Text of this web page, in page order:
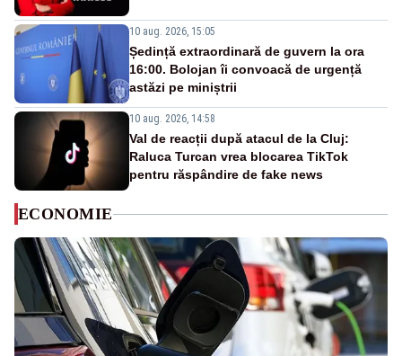
10 aug. 2026, 15:05
Ședință extraordinară de guvern la ora
16:00. Bolojan îi convoacă de urgență
astăzi pe miniștrii
10 aug. 2026, 14:58
Val de reacții după atacul de la Cluj:
Raluca Turcan vrea blocarea TikTok
pentru răspândire de fake news
ECONOMIE